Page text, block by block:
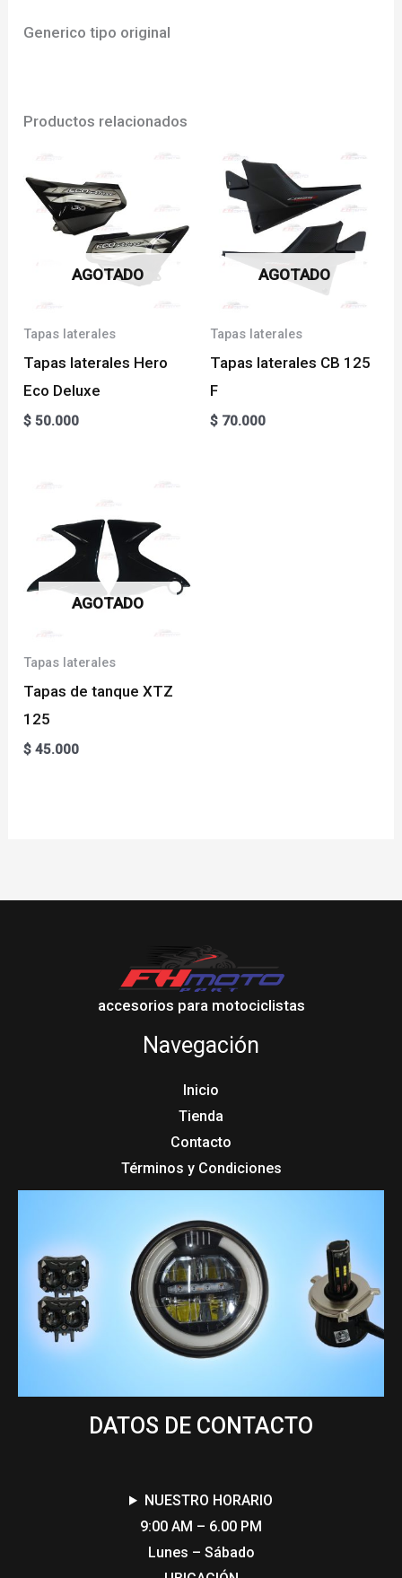
Generico tipo original
Productos relacionados
AGOTADO
Tapas laterales
Tapas laterales Hero
Eco Deluxe
$ 50.000
AGOTADO
Tapas laterales
Tapas laterales CB 125
F
$ 70.000
AGOTADO
Tapas laterales
Tapas de tanque XTZ
125
$ 45.000
accesorios para motociclistas
Navegación
Inicio
Tienda
Contacto
Términos y Condiciones
DATOS DE CONTACTO
NUESTRO HORARIO
9:00 AM – 6.00 PM
Lunes – Sábado